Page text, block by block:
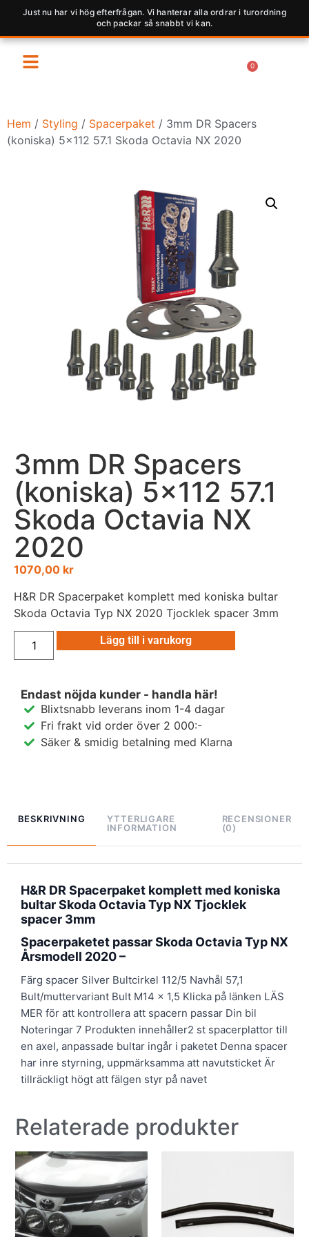
Just nu har vi hög efterfrågan. Vi hanterar alla ordrar i turordning
och packar så snabbt vi kan.
0
Hem / Styling / Spacerpaket / 3mm DR Spacers
(koniska) 5×112 57.1 Skoda Octavia NX 2020
3mm DR Spacers
(koniska) 5×112 57.1
Skoda Octavia NX
2020
1070,00 kr
H&R DR Spacerpaket komplett med koniska bultar
Skoda Octavia Typ NX 2020 Tjocklek spacer 3mm
Lägg till i varukorg
Endast nöjda kunder - handla här!
Blixtsnabb leverans inom 1-4 dagar
Fri frakt vid order över 2 000:-
Säker & smidig betalning med Klarna
BESKRIVNING
YTTERLIGARE
INFORMATION
RECENSIONER
(0)
H&R DR Spacerpaket komplett med koniska
bultar Skoda Octavia Typ NX Tjocklek
spacer 3mm
Spacerpaketet passar Skoda Octavia Typ NX
Årsmodell 2020 –
Färg spacer Silver Bultcirkel 112/5 Navhål 57,1
Bult/muttervariant Bult M14 x 1,5 Klicka på länken LÄS
MER för att kontrollera att spacern passar Din bil
Noteringar 7 Produkten innehåller2 st spacerplattor till
en axel, anpassade bultar ingår i paketet Denna spacer
har inre styrning, uppmärksamma att navutsticket Är
tillräckligt högt att fälgen styr på navet
Relaterade produkter